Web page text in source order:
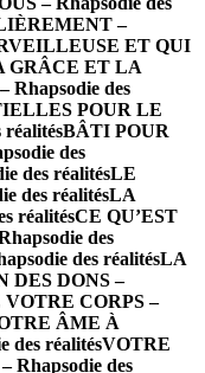
–
ET QUI
GRÂCE ET LA
des
POUR LE
BÂTI POUR
des
des réalitésLE
des réalitésLA
réalitésCE QU’EST
des
des réalitésLA
DES DONS –
VOTRE CORPS –
ÂME À
des réalitésVOTRE
Rhapsodie des